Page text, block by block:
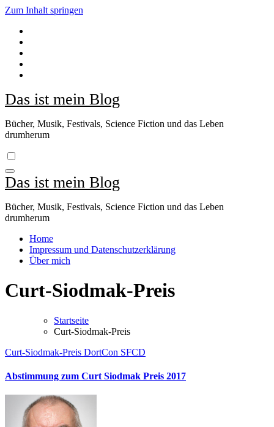
Zum Inhalt springen
Das ist mein Blog
Bücher, Musik, Festivals, Science Fiction und das Leben
drumherum
Das ist mein Blog
Bücher, Musik, Festivals, Science Fiction und das Leben
drumherum
Home
Impressum und Datenschutzerklärung
Über mich
Curt-Siodmak-Preis
Startseite
Curt-Siodmak-Preis
Curt-Siodmak-Preis DortCon SFCD
Abstimmung zum Curt Siodmak Preis 2017